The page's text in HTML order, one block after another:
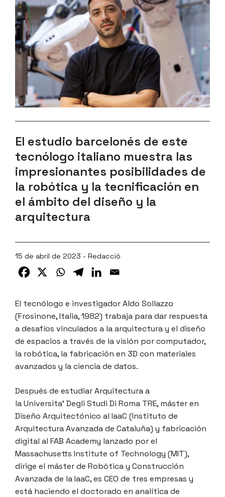
El estudio barcelonés de este
tecnólogo italiano muestra las
impresionantes posibilidades de
la robótica y la tecnificación en
el ámbito del diseño y la
arquitectura
15 de abril de 2023 - Redacció
El tecnólogo e investigador Aldo Sollazzo
(Frosinone, Italia, 1982) trabaja para dar respuesta
a desafíos vinculados a la arquitectura y el diseño
de espacios a través de la visión por computador,
la robótica, la fabricación en 3D con materiales
avanzados y la ciencia de datos.
Después de estudiar Arquitectura a
la Universita’ Degli Studi Di Roma TRE, máster en
Diseño Arquitectónico al IaaC (Instituto de
Arquitectura Avanzada de Cataluña) y fabricación
digital al FAB Academy lanzado por el
Massachusetts Institute of Technology (MIT),
dirige el máster de Robótica y Construcción
Avanzada de la IaaC, es CEO de tres empresas y
está haciendo el doctorado en analítica de